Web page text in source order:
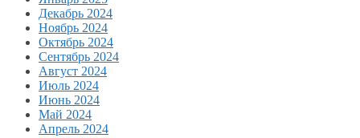
Декабрь 2024
Ноябрь 2024
Октябрь 2024
Сентябрь 2024
Август 2024
Июль 2024
Июнь 2024
Май 2024
Апрель 2024